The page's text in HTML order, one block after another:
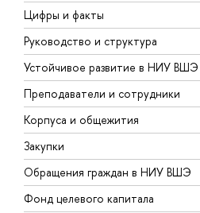
Цифры и факты
Руководство и структура
Устойчивое развитие в НИУ ВШЭ
Преподаватели и сотрудники
Корпуса и общежития
Закупки
Обращения граждан в НИУ ВШЭ
Фонд целевого капитала